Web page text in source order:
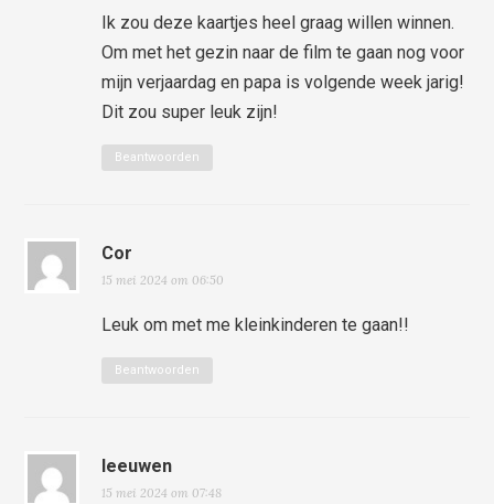
Ik zou deze kaartjes heel graag willen winnen.
Om met het gezin naar de film te gaan nog voor
mijn verjaardag en papa is volgende week jarig!
Dit zou super leuk zijn!
Beantwoorden
Cor
15 mei 2024 om 06:50
Leuk om met me kleinkinderen te gaan!!
Beantwoorden
leeuwen
15 mei 2024 om 07:48